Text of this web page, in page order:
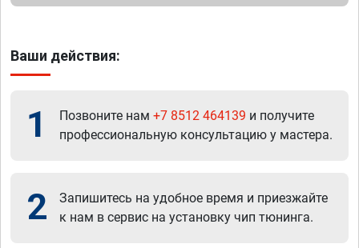
Ваши действия:
1 Позвоните нам +7 8512 464139 и получите
профессиональную консультацию у мастера.
2
Запишитесь на удобное время и приезжайте
к нам в сервис на установку чип тюнинга.